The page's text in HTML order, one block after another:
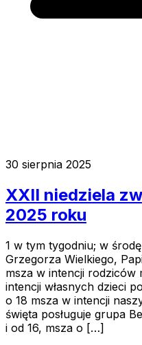
30 sierpnia 2025
XXII niedziela
2025 roku
1 w tym tygodniu; w
Grzegorza Wielkiego,
msza w intencji rodziców
intencji własnych dzieci
o 18 msza w intencji
święta posługuje grupa
i od 16, msza o […]